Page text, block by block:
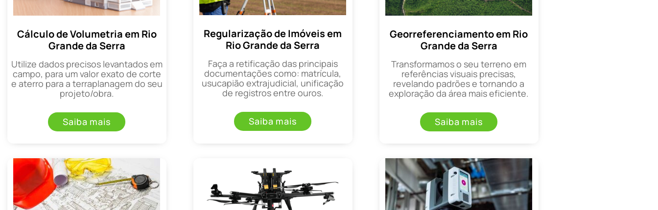
Cálculo de Volumetria em Rio
Grande da Serra
Utilize dados precisos levantados em
campo, para um valor exato de corte
e aterro para a terraplanagem do seu
projeto/obra.
Saiba mais
Regularização de Imóveis em
Rio Grande da Serra
Faça a retificação das principais
documentações como: matrícula,
usucapião extrajudicial, unificação
de registros entre ouros.
Saiba mais
Georreferenciamento em Rio
Grande da Serra
Transformamos o seu terreno em
referências visuais precisas,
revelando padrões e tornando a
exploração da área mais eficiente.
Saiba mais